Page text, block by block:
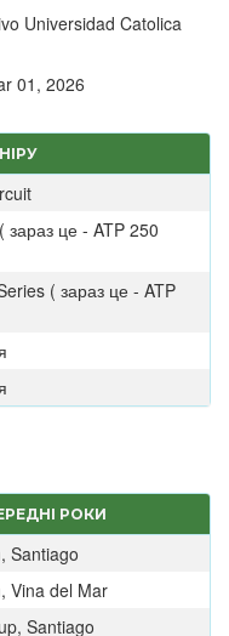
Universidad Catolica
01, 2026
зараз це - ATP 250
( зараз це - ATP
РОКИ
Santiago
Vina del Mar
Santiago